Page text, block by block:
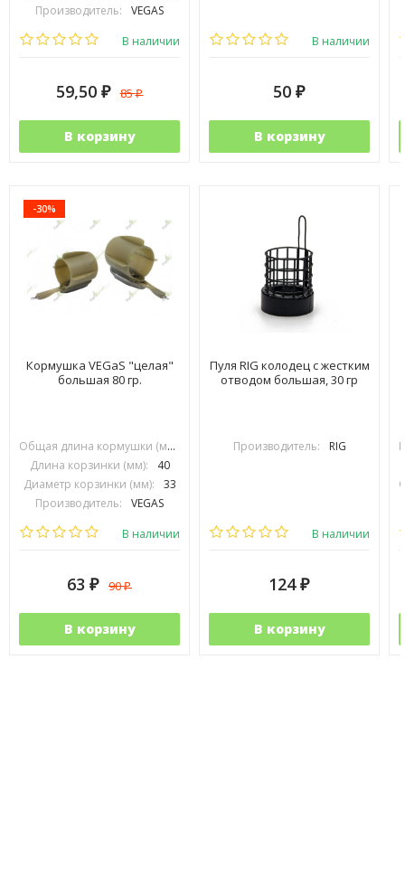
Производитель:
VEGAS
В наличии
59,50 ₽ 85₽
В корзину
В наличии
50 ₽
В корзину
-30%
Кормушка VEGaS "целая"
большая 80 гр.
Общая длина кормушки (мм):
Длина корзинки (мм):
40
Диаметр корзинки (мм):
33
Производитель:
VEGAS
В наличии
63 ₽ 90₽
В корзину
Пуля RIG колодец с жестким
отводом большая, 30 гр
Производитель: RIG
В наличии
124 ₽
В корзину